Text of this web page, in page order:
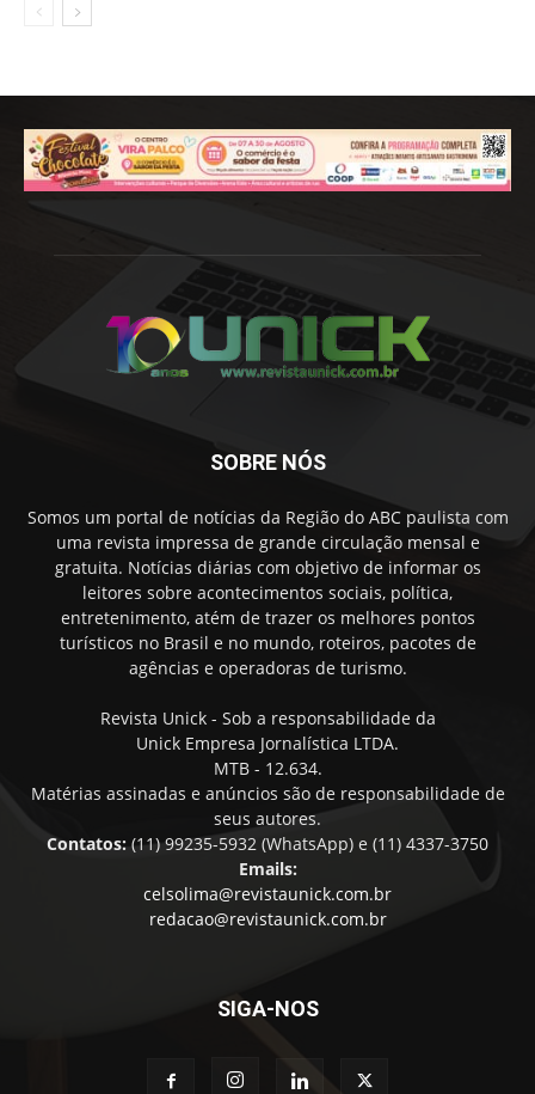
SOBRE NÓS
Somos um portal de notícias da Região do ABC paulista com
uma revista impressa de grande circulação mensal e
gratuita. Notícias diárias com objetivo de informar os
leitores sobre acontecimentos sociais, política,
entretenimento, atém de trazer os melhores pontos
turísticos no Brasil e no mundo, roteiros, pacotes de
agências e operadoras de turismo.
Revista Unick - Sob a responsabilidade da
Unick Empresa Jornalística LTDA.
MTB - 12.634.
Matérias assinadas e anúncios são de responsabilidade de
seus autores.
Contatos: (11) 99235-5932 (WhatsApp) e (11) 4337-3750
Emails:
celsolima@revistaunick.com.br
redacao@revistaunick.com.br
SIGA-NOS